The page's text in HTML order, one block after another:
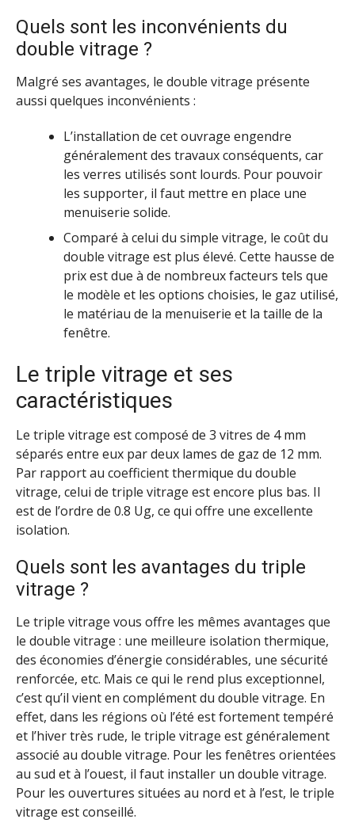
Quels sont les inconvénients du
double vitrage ?
Malgré ses avantages, le double vitrage présente
aussi quelques inconvénients :
L’installation de cet ouvrage engendre
généralement des travaux conséquents, car
les verres utilisés sont lourds. Pour pouvoir
les supporter, il faut mettre en place une
menuiserie solide.
Comparé à celui du simple vitrage, le coût du
double vitrage est plus élevé. Cette hausse de
prix est due à de nombreux facteurs tels que
le modèle et les options choisies, le gaz utilisé,
le matériau de la menuiserie et la taille de la
fenêtre.
Le triple vitrage et ses
caractéristiques
Le triple vitrage est composé de 3 vitres de 4 mm
séparés entre eux par deux lames de gaz de 12 mm.
Par rapport au coefficient thermique du double
vitrage, celui de triple vitrage est encore plus bas. Il
est de l’ordre de 0.8 Ug, ce qui offre une excellente
isolation.
Quels sont les avantages du triple
vitrage ?
Le triple vitrage vous offre les mêmes avantages que
le double vitrage : une meilleure isolation thermique,
des économies d’énergie considérables, une sécurité
renforcée, etc. Mais ce qui le rend plus exceptionnel,
c’est qu’il vient en complément du double vitrage. En
effet, dans les régions où l’été est fortement tempéré
et l’hiver très rude, le triple vitrage est généralement
associé au double vitrage. Pour les fenêtres orientées
au sud et à l’ouest, il faut installer un double vitrage.
Pour les ouvertures situées au nord et à l’est, le triple
vitrage est conseillé.